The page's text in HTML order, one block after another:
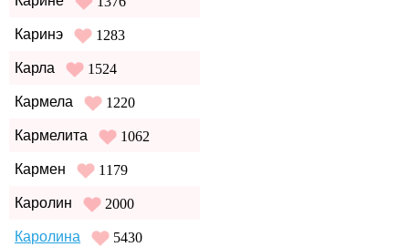
Каринэ 1283
Карла 1524
Кармела 1220
Кармелита 1062
Кармен 1179
Каролин 2000
Каролина 5430